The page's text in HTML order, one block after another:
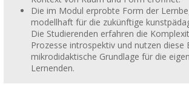
Die im Modul erprobte Form der
modellhaft für die zukünftige
Die Studierenden erfahren die
Prozesse introspektiv und nutzen diese
mikrodidaktische Grundlage für die
Lernenden.